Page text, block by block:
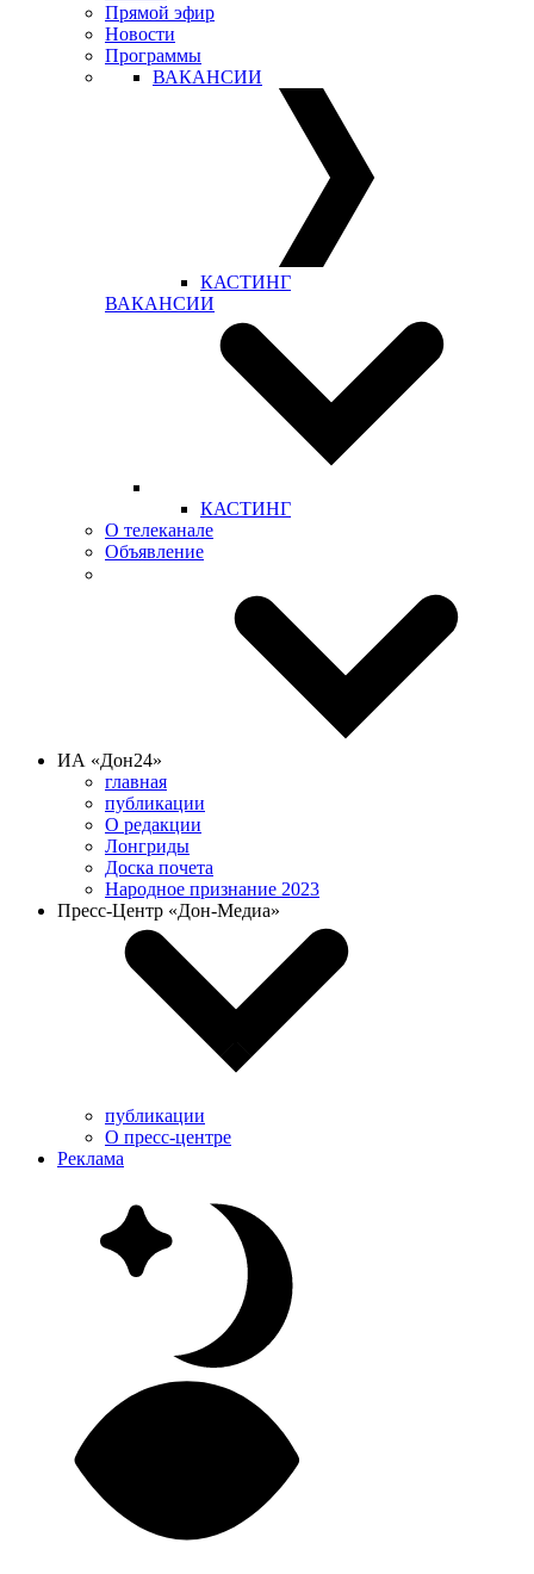
Прямой эфир
Новости
Программы
ВАКАНСИИ
КАСТИНГ
ВАКАНСИИ
КАСТИНГ
О телеканале
Объявление
ИА «Дон24»
главная
публикации
О редакции
Лонгриды
Доска почета
Народное признание 2023
Пресс-Центр «Дон-Медиа»
публикации
О пресс-центре
Реклама